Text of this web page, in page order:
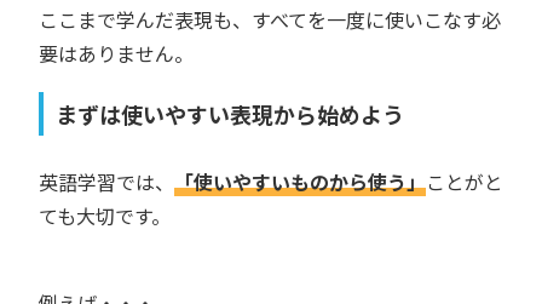
ここまで学んだ表現も、すべてを一度に使いこなす必
要はありません。
まずは使いやすい表現から始めよう
英語学習では、 「使いやすいものから使う」ことがと
ても大切です。